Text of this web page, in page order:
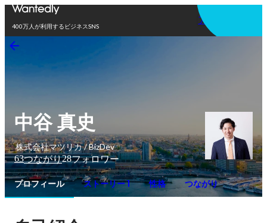
400万人が利用するビジネスSNS
アプリを使う
中谷 真史
株式会社マツリカ / BizDev
63つながり28フォロワー
プロフィール ストーリー 1 性格 つながり